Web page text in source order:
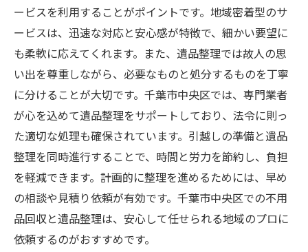
ービスを利用することがポイントです。地域密着型のサ
ービスは、迅速な対応と安心感が特徴で、細かい要望に
も柔軟に応えてくれます。また、遺品整理では故人の思
い出を尊重しながら、必要なものと処分するものを丁寧
に分けることが大切です。千葉市中央区では、専門業者
が心を込めて遺品整理をサポートしており、法令に則っ
た適切な処理も確保されています。引越しの準備と遺品
整理を同時進行することで、時間と労力を節約し、負担
を軽減できます。計画的に整理を進めるためには、早め
の相談や見積り依頼が有効です。千葉市中央区での不用
品回収と遺品整理は、安心して任せられる地域のプロに
依頼するのがおすすめです。